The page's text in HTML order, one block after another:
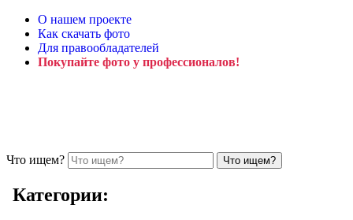
О нашем проекте
Как скачать фото
Для правообладателей
Покупайте фото у профессионалов!
Что ищем?
Категории: